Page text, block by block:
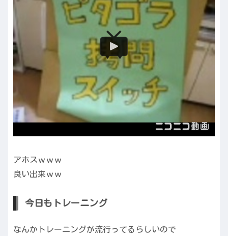
アホスｗｗｗ
良い出来ｗｗ
今日もトレーニング
なんかトレーニングが流行ってるらしいので